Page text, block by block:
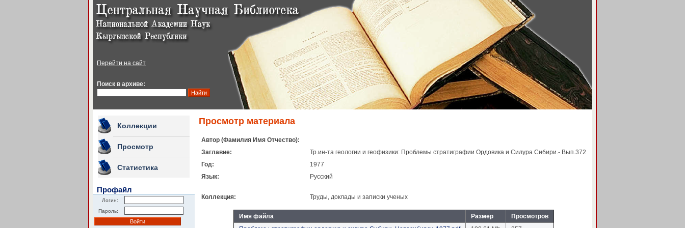
Перейти на сайт
Поиск в архиве:
Коллекции
Просмотр
Статистика
Профайл
Логин:
Пароль:
Просмотр материала
Автор (Фамилия Имя Отчество):
Заглавие:
Тр.ин-та геологии и геофизики: Проблемы стратиграфии Ордовика и Силура Сибири.- Вып.372
Год:
1977
Язык:
Русский
Коллекция: Труды, доклады и записки ученых
Имя файла Размер
Просмотров